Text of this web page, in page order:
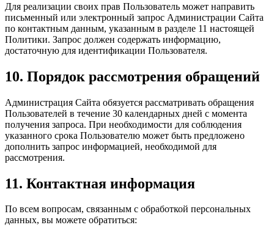
Для реализации своих прав Пользователь может направить
письменный или электронный запрос Администрации Сайта
по контактным данным, указанным в разделе 11 настоящей
Политики. Запрос должен содержать информацию,
достаточную для идентификации Пользователя.
10. Порядок рассмотрения обращений
Администрация Сайта обязуется рассматривать обращения
Пользователей в течение 30 календарных дней с момента
получения запроса. При необходимости для соблюдения
указанного срока Пользователю может быть предложено
дополнить запрос информацией, необходимой для
рассмотрения.
11. Контактная информация
По всем вопросам, связанным с обработкой персональных
данных, вы можете обратиться: